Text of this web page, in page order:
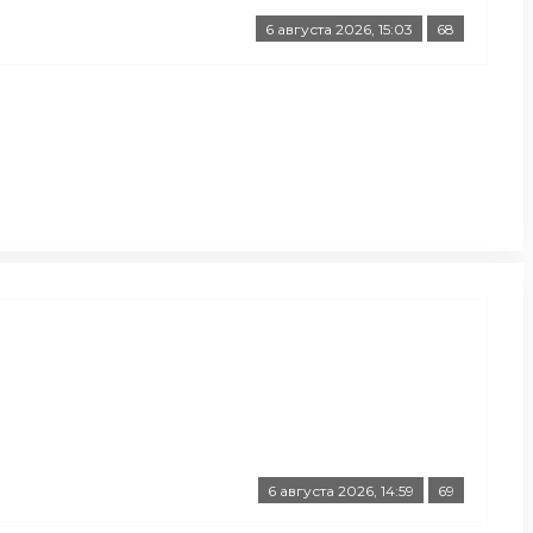
6 августа 2026, 15:03 68
6 августа 2026, 14:59 69